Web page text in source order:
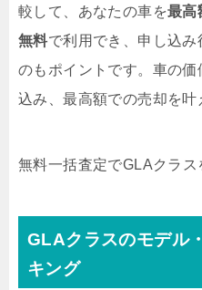
較して、あなたの車を最高
無料で利用でき、申し込み
のもポイントです。車の
込み、最高額での売却を叶
無料一括査定でGLAクラス
GLAクラスのモデル
キング